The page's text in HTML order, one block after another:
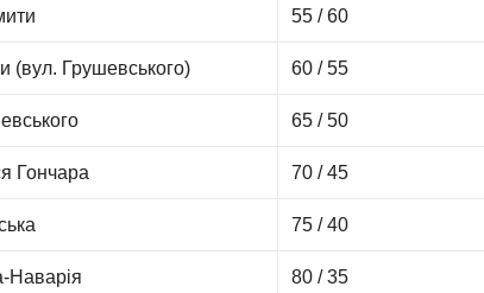
55 / 60
(вул. Грушевського) 60 / 55
65 / 50
Гончара 70 / 45
75 / 40
Наварія 80 / 35